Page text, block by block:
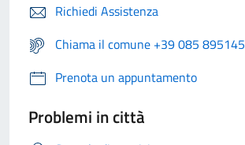
Richiedi Assistenza
Chiama il comune +39 085 895145
Prenota un appuntamento
Problemi in città